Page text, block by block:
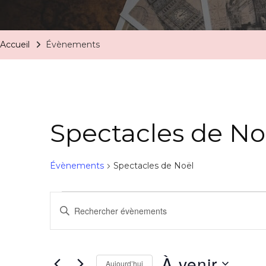
Accueil Évènements
Spectacles de
Évènements Spectacles de Noël
Recherche
et
Saisir
RechercherAujourd’hui